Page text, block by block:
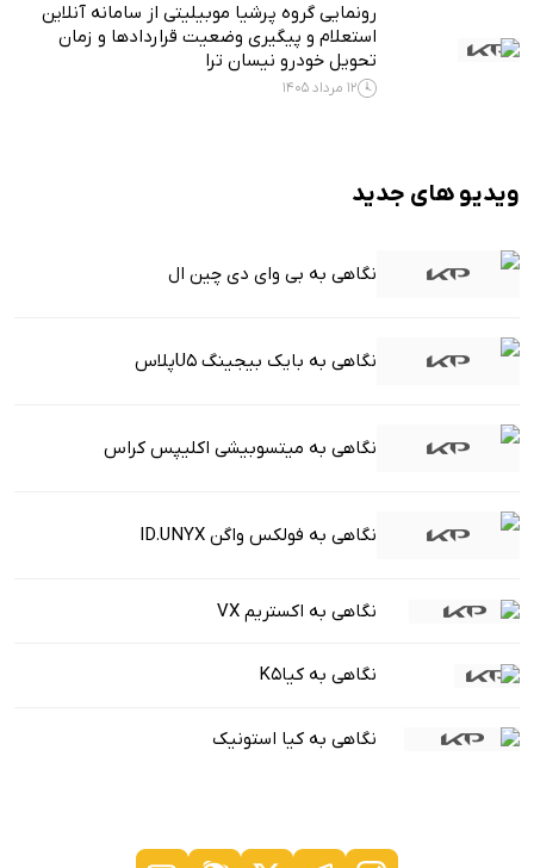
رونمایی گروه پرشیا موبیلیتی از سامانه آنلاین
استعلام و پیگیری وضعیت قراردادها و زمان
تحویل خودرو نیسان ترا
12 مرداد 1405
ویدیو های جدید
نگاهی به بی وای دی چین ال
نگاهی به بایک بیجینگ U5پلاس
نگاهی به میتسوبیشی اکلیپس کراس
نگاهی به فولکس واگن ID.UNYX
نگاهی به اکستریم VX
نگاهی به کیاK5
نگاهی به کیا استونیک